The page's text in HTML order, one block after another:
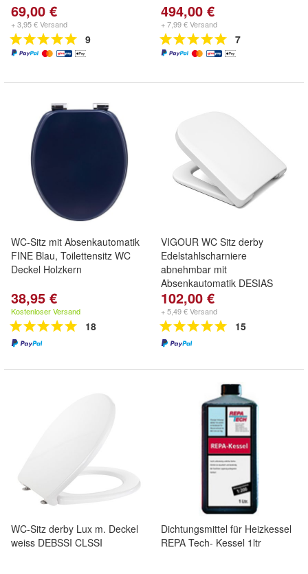
69,00 €
+ 3,95 € Versand
9
494,00 €
+ 7,99 € Versand
7
WC-Sitz mit Absenkautomatik
FINE Blau, Toilettensitz WC
Deckel Holzkern
38,95 €
Kostenloser Versand
18
VIGOUR WC Sitz derby
Edelstahlscharniere
abnehmbar mit
Absenkautomatik DESIAS
102,00 €
+ 5,49 € Versand
15
WC-Sitz derby Lux m. Deckel
weiss DEBSSI CLSSI
Dichtungsmittel für Heizkessel
REPA Tech- Kessel 1ltr